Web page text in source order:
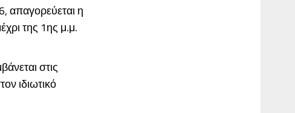
απαγορεύεται η
της 1ης μ.μ.
στις
ιδιωτικό